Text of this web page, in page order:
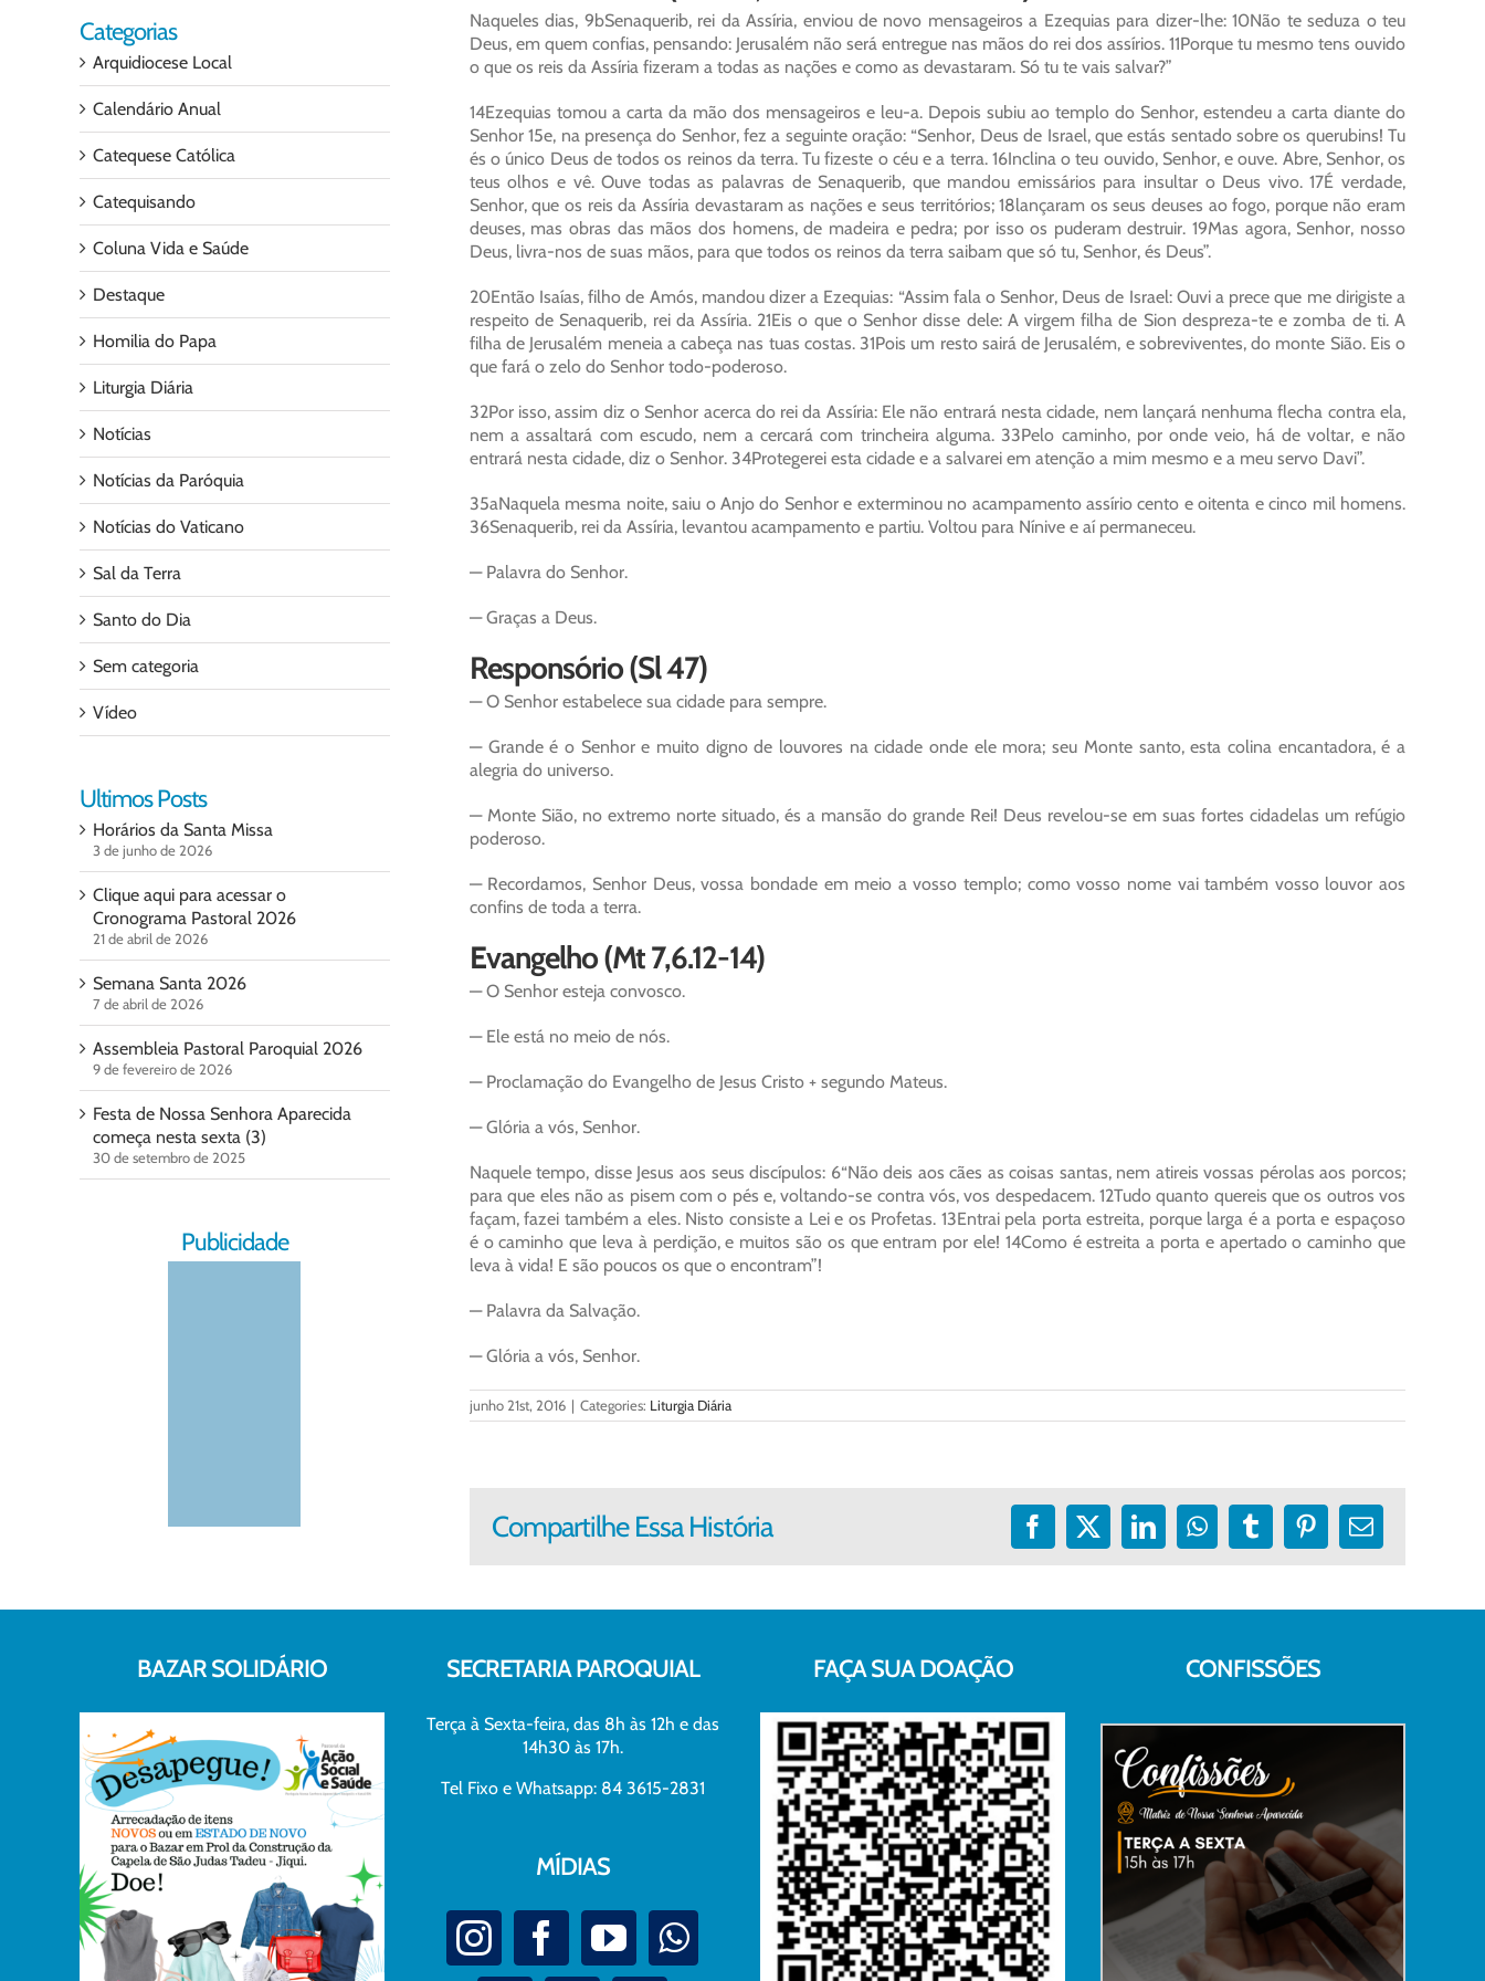
Naqueles dias, 9bSenaquerib, rei da Assíria, enviou de novo mensageiros a Ezequias para dizer-lhe: 10Não te seduza o teu
Deus, em quem confias, pensando: Jerusalém não será entregue nas mãos do rei dos assírios. 11Porque tu mesmo tens ouvido
o que os reis da Assíria fizeram a todas as nações e como as devastaram. Só tu te vais salvar?”
14Ezequias tomou a carta da mão dos mensageiros e leu-a. Depois subiu ao templo do Senhor, estendeu a carta diante do
Senhor 15e, na presença do Senhor, fez a seguinte oração: “Senhor, Deus de Israel, que estás sentado sobre os querubins! Tu
és o único Deus de todos os reinos da terra. Tu fizeste o céu e a terra. 16Inclina o teu ouvido, Senhor, e ouve. Abre, Senhor, os
teus olhos e vê. Ouve todas as palavras de Senaquerib, que mandou emissários para insultar o Deus vivo. 17É verdade,
Senhor, que os reis da Assíria devastaram as nações e seus territórios; 18lançaram os seus deuses ao fogo, porque não eram
deuses, mas obras das mãos dos homens, de madeira e pedra; por isso os puderam destruir. 19Mas agora, Senhor, nosso
Deus, livra-nos de suas mãos, para que todos os reinos da terra saibam que só tu, Senhor, és Deus”.
20Então Isaías, filho de Amós, mandou dizer a Ezequias: “Assim fala o Senhor, Deus de Israel: Ouvi a prece que me dirigiste a
respeito de Senaquerib, rei da Assíria. 21Eis o que o Senhor disse dele: A virgem filha de Sion despreza-te e zomba de ti. A
filha de Jerusalém meneia a cabeça nas tuas costas. 31Pois um resto sairá de Jerusalém, e sobreviventes, do monte Sião. Eis o
que fará o zelo do Senhor todo-poderoso.
32Por isso, assim diz o Senhor acerca do rei da Assíria: Ele não entrará nesta cidade, nem lançará nenhuma flecha contra ela,
nem a assaltará com escudo, nem a cercará com trincheira alguma. 33Pelo caminho, por onde veio, há de voltar, e não
entrará nesta cidade, diz o Senhor. 34Protegerei esta cidade e a salvarei em atenção a mim mesmo e a meu servo Davi”.
35aNaquela mesma noite, saiu o Anjo do Senhor e exterminou no acampamento assírio cento e oitenta e cinco mil homens.
36Senaquerib, rei da Assíria, levantou acampamento e partiu. Voltou para Nínive e aí permaneceu.
— Palavra do Senhor.
— Graças a Deus.
Responsório (Sl 47)
— O Senhor estabelece sua cidade para sempre.
— Grande é o Senhor e muito digno de louvores na cidade onde ele mora; seu Monte santo, esta colina encantadora, é a
alegria do universo.
— Monte Sião, no extremo norte situado, és a mansão do grande Rei! Deus revelou-se em suas fortes cidadelas um refúgio
poderoso.
— Recordamos, Senhor Deus, vossa bondade em meio a vosso templo; como vosso nome vai também vosso louvor aos
confins de toda a terra.
Evangelho (Mt 7,6.12-14)
— O Senhor esteja convosco.
— Ele está no meio de nós.
— Proclamação do Evangelho de Jesus Cristo + segundo Mateus.
— Glória a vós, Senhor.
Naquele tempo, disse Jesus aos seus discípulos: 6“Não deis aos cães as coisas santas, nem atireis vossas pérolas aos porcos;
para que eles não as pisem com o pés e, voltando-se contra vós, vos despedacem. 12Tudo quanto quereis que os outros vos
façam, fazei também a eles. Nisto consiste a Lei e os Profetas. 13Entrai pela porta estreita, porque larga é a porta e espaçoso
é o caminho que leva à perdição, e muitos são os que entram por ele! 14Como é estreita a porta e apertado o caminho que
leva à vida! E são poucos os que o encontram”!
— Palavra da Salvação.
— Glória a vós, Senhor.
junho 21st, 2016 | Categories: Liturgia Diária
Compartilhe Essa História Facebook
X LinkedInWhatsApp
TumblrPinterest
E-
Categorias
Arquidiocese Local
Calendário Anual
Catequese Católica
Catequisando
Coluna Vida e Saúde
Destaque
Homilia do Papa
Liturgia Diária
Notícias
Notícias da Paróquia
Notícias do Vaticano
Sal da Terra
Santo do Dia
Sem categoria
Vídeo
Ultimos Posts
Horários da Santa Missa
3 de junho de 2026
Clique aqui para acessar o
Cronograma Pastoral 2026
21 de abril de 2026
Semana Santa 2026
7 de abril de 2026
Assembleia Pastoral Paroquial 2026
9 de fevereiro de 2026
Festa de Nossa Senhora Aparecida
começa nesta sexta (3)
30 de setembro de 2025
Publicidade
BAZAR SOLIDÁRIO SECRETARIA PAROQUIAL
Terça à Sexta-feira, das 8h às 12h e das
14h30 às 17h.
Tel Fixo e Whatsapp: 84 3615-2831
MÍDIAS
FAÇA SUA DOAÇÃO CONFISSÕES